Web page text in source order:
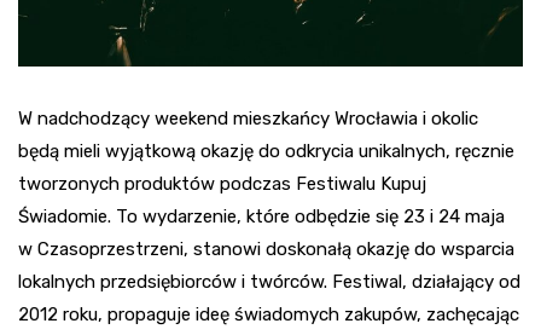
W nadchodzący weekend mieszkańcy Wrocławia i okolic
będą mieli wyjątkową okazję do odkrycia unikalnych, ręcznie
tworzonych produktów podczas Festiwalu Kupuj
Świadomie. To wydarzenie, które odbędzie się 23 i 24 maja
w Czasoprzestrzeni, stanowi doskonałą okazję do wsparcia
lokalnych przedsiębiorców i twórców. Festiwal, działający od
2012 roku, propaguje ideę świadomych zakupów, zachęcając